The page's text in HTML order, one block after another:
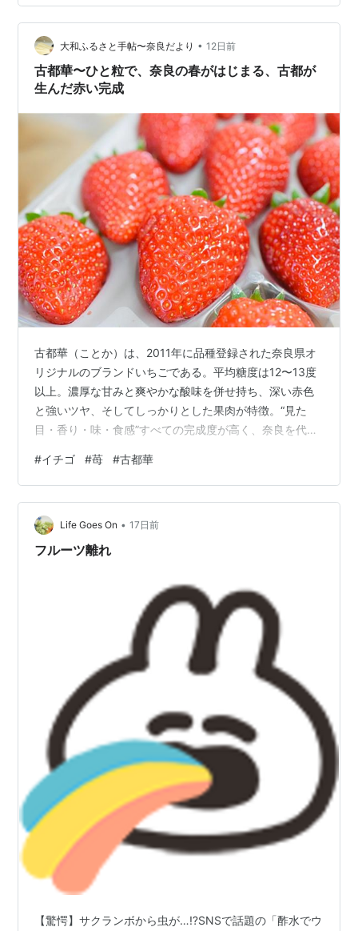
け始めました（9日) トマト・カボチャの畝 片付け始め
（12日) ショウガの土寄せ(14日) キャベツとハクサイの
種蒔き（21日) 畑のネギを抜いて干しネギに（…
大和ふるさと手帖〜奈良だより • 12日前
古都華〜ひと粒で、奈良の春がはじまる、古都が
生んだ赤い完成
古都華（ことか）は、2011年に品種登録された奈良県オ
リジナルのブランドいちごである。平均糖度は12〜13度
以上。濃厚な甘みと爽やかな酸味を併せ持ち、深い赤色
と強いツヤ、そしてしっかりとした果肉が特徴。“見た
目・香り・味・食感”すべての完成度が高く、奈良を代表
は 歴史と背景 味わい 他のいちごとの違い 古都華の加工
品と広がり かき氷 ポップコーン チューハイ 古都華いち
ごミルクプレッツェル 古都華という存在 古都華とは 歴
史と背景 古都華は、奈良県の気候風土に最適化する形で
開発された酒米ならぬ“苺の結晶”である。従来の主力品種
#イチゴ #苺 #古都華
Life Goes On • 17日前
フルーツ離れ
【驚愕】サクランボから虫が…⁉SNSで話題の「酢水でウ